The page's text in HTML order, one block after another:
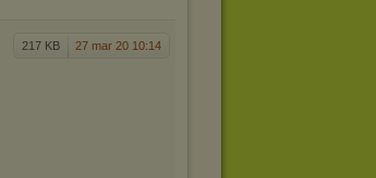
217 KB 27 mar 20 10:14